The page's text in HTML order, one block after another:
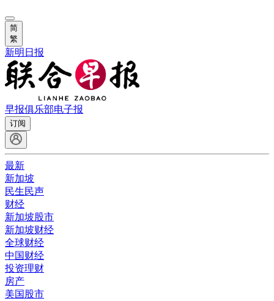
简
繁
新明日报
早报俱乐部电子报
订阅
最新
新加坡
民生民声
财经
新加坡股市
新加坡财经
全球财经
中国财经
投资理财
房产
美国股市